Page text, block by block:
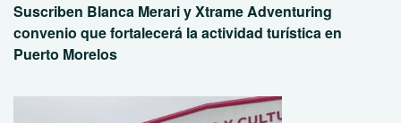
Suscriben Blanca Merari y Xtrame Adventuring
convenio que fortalecerá la actividad turística en
Puerto Morelos